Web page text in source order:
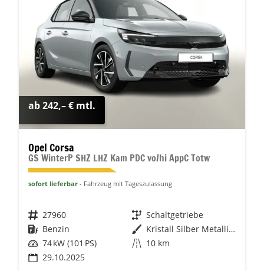
ab 242,– € mtl.
Opel Corsa
GS WinterP SHZ LHZ Kam PDC vo/hi AppC Totw
sofort lieferbar Fahrzeug mit Tageszulassung
Fahrzeugnr. 27960 Getriebe Schaltgetriebe
Kraftstoff Benzin Außenfarbe
Kristall Silber Metallic / Dach:
Leistung 74 kW (101 PS) Kilometerstand 10 km
29.10.2025